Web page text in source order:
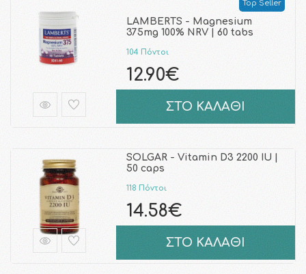
Top Seller
LAMBERTS - Magnesium
375mg 100% NRV | 60 tabs
104 Πόντοι
12.90€
ΣΤΟ ΚΑΛΑΘΙ
SOLGAR - Vitamin D3 2200 IU |
50 caps
118 Πόντοι
14.58€
ΣΤΟ ΚΑΛΑΘΙ